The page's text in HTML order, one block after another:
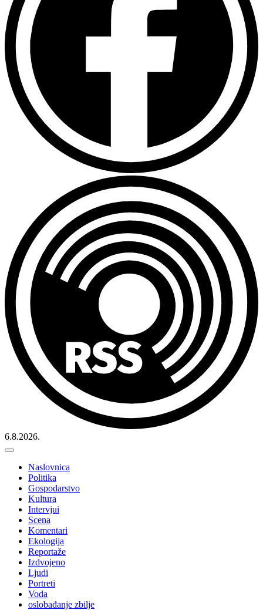
6.8.2026.
Naslovnica
Politika
Gospodarstvo
Kultura
Intervjui
Scena
Komentari
Ekologija
Reportaže
Izdvojeno
Ljudi
Portreti
Voda
oslobađanje zbilje